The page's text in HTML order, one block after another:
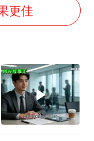
店主称换“青海拉面”招牌后生意更好
行失联12天
恒大文旅城
强国建设
更佳